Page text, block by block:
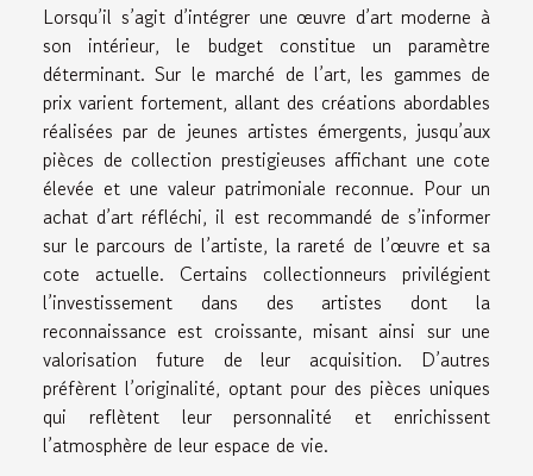
Lorsqu’il s’agit d’intégrer une œuvre d’art moderne à
son intérieur, le budget constitue un paramètre
déterminant. Sur le marché de l’art, les gammes de
prix varient fortement, allant des créations abordables
réalisées par de jeunes artistes émergents, jusqu’aux
pièces de collection prestigieuses affichant une cote
élevée et une valeur patrimoniale reconnue. Pour un
achat d’art réfléchi, il est recommandé de s’informer
sur le parcours de l’artiste, la rareté de l’œuvre et sa
cote actuelle. Certains collectionneurs privilégient
l’investissement dans des artistes dont la
reconnaissance est croissante, misant ainsi sur une
valorisation future de leur acquisition. D’autres
préfèrent l’originalité, optant pour des pièces uniques
qui reflètent leur personnalité et enrichissent
l’atmosphère de leur espace de vie.